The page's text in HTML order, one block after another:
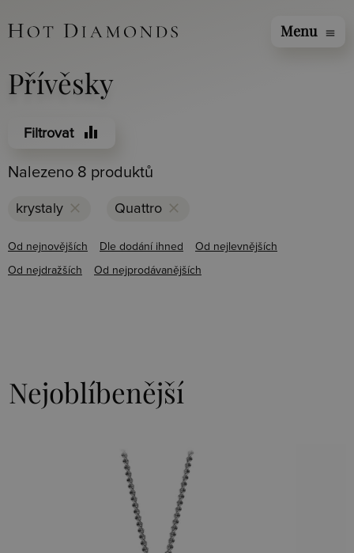
Menu menu
Přívěsky
Filtrovat equalizer
Nalezeno 8 produktů
krystaly clear Quattro clear
Od nejnovějších Dle dodání ihned Od nejlevnějších
Od nejdražších Od nejprodávanějších
Nejoblíbenější